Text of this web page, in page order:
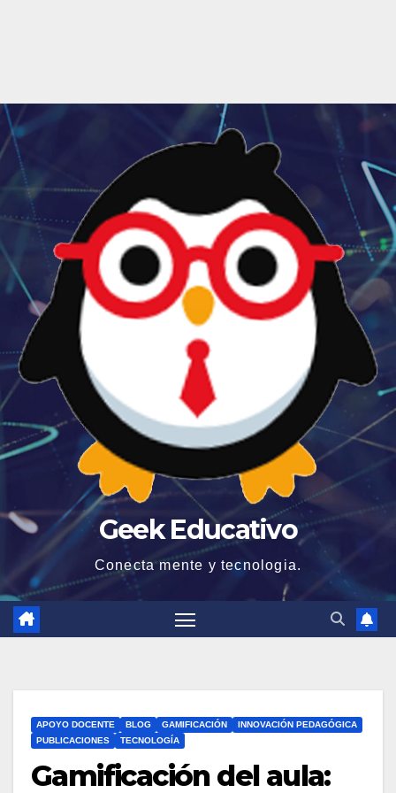
Geek Educativo
Conecta mente y tecnologia.
APOYO DOCENTE BLOG GAMIFICACIÓN
INNOVACIÓN PEDAGÓGICA
PUBLICACIONES
TECNOLOGÍA
Gamificación del aula: